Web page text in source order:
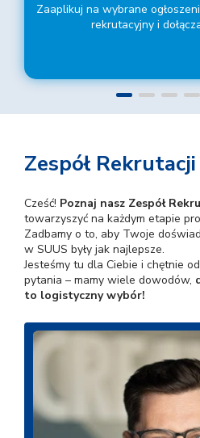
Zaaplikuj na wybrane
rekrutacyjny i
Zespół Rekrutacji
Cześć! Poznaj nasz Zespół
towarzyszyć na każdym etapie
Zadbamy o to, aby Twoje
w SUUS były jak najlepsze.
Jesteśmy tu dla Ciebie i chętnie
pytania – mamy wiele dowodów,
to logistyczny wybór!